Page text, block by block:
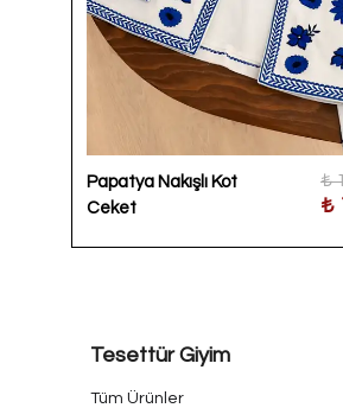
Papatya Nakışlı Kot
Ceket
₺
₺
Tesettür Giyim
Tüm Ürünler